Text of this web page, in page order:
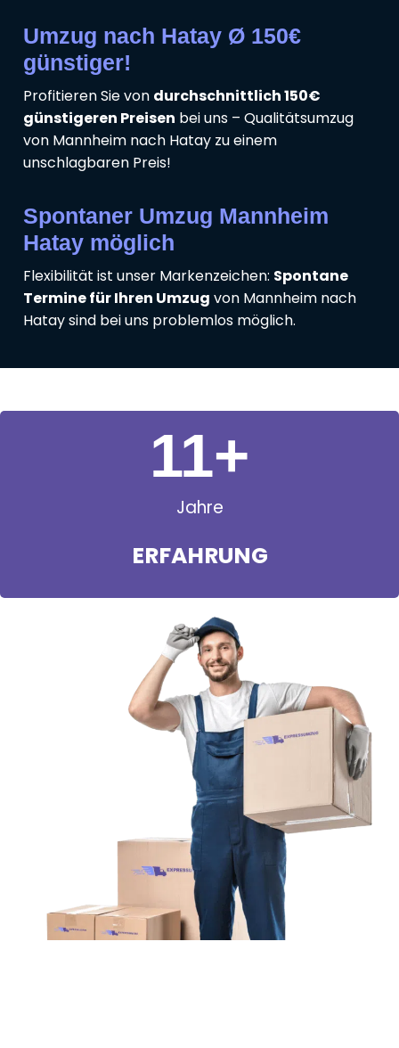
Umzug nach Hatay Ø 150€
günstiger!
Profitieren Sie von durchschnittlich 150€
günstigeren Preisen bei uns – Qualitätsumzug
von Mannheim nach Hatay zu einem
unschlagbaren Preis!
Spontaner Umzug Mannheim
Hatay möglich
Flexibilität ist unser Markenzeichen: Spontane
Termine für Ihren Umzug von Mannheim nach
Hatay sind bei uns problemlos möglich.
Jahre
ERFAHRUNG
11+